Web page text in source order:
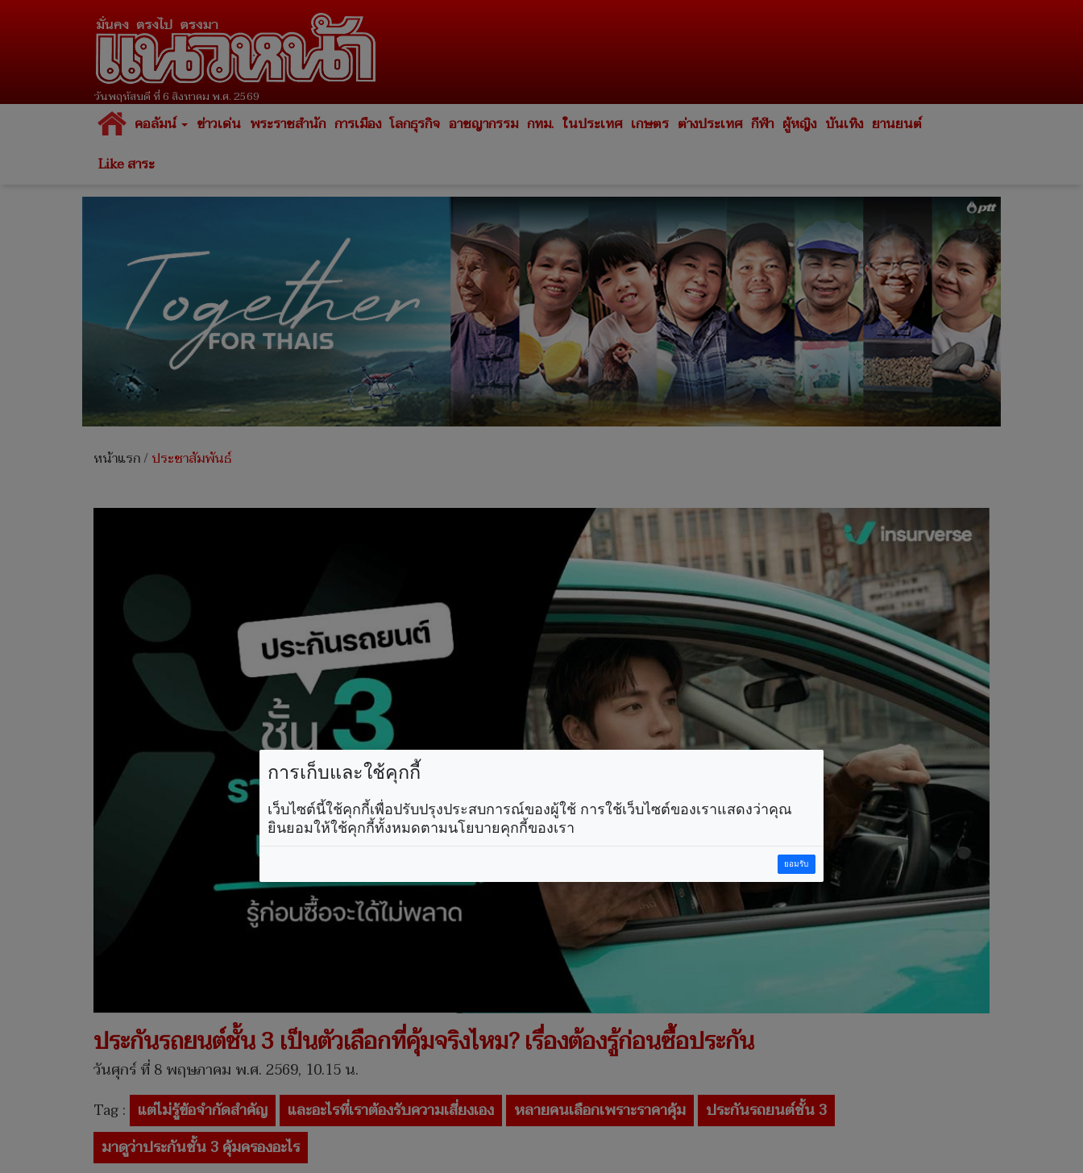
วันพฤหัสบดี ที่ 6 สิงหาคม พ.ศ. 2569
คอลัมน์ ข่าวเด่น พระราชสำนัก การเมือง โลกธุรกิจ อาชญากรรม กทม. ในประเทศ เกษตร ต่างประเทศ กีฬา ผู้หญิง บันเทิง ยานยนต์
Like สาระ
หน้าแรก/ประชาสัมพันธ์
ประกันรถยนต์ชั้น 3 เป็นตัวเลือกที่คุ้มจริงไหม? เรื่องต้องรู้ก่อนซื้อประกัน
วันศุกร์ ที่ 8 พฤษภาคม พ.ศ. 2569, 10.15 น.
Tag : แต่ไม่รู้ข้อจำกัดสำคัญ และอะไรที่เราต้องรับความเสี่ยงเอง หลายคนเลือกเพราะราคาคุ้ม
ประกันรถยนต์ชั้น 3
มาดูว่าประกันชั้น 3 คุ้มครองอะไร
การเก็บและใช้คุกกี้
เว็บไซต์นี้ใช้คุกกี้เพื่อปรับปรุงประสบการณ์ของผู้ใช้ การใช้เว็บไซต์ของเราแสดงว่าคุณ
ยินยอมให้ใช้คุกกี้ทั้งหมดตามนโยบายคุกกี้ของเรา
ยอมรับ